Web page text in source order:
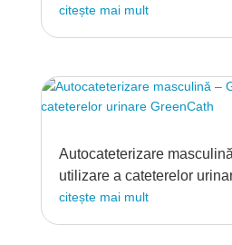
citește mai mult
Autocateterizare
utilizare a cateterelor
citește mai mult